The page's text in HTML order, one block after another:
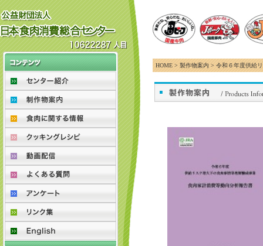
HOME > 製作物案内 > 令和６年度供給